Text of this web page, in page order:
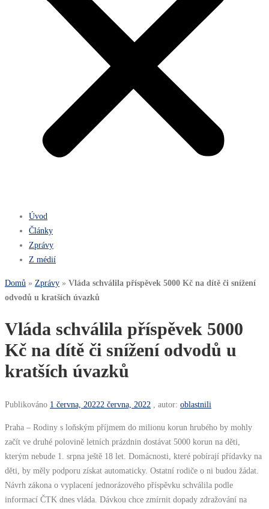
Úvod
Články
Zprávy
Z médií
Domů » Zprávy » Vláda schválila příspěvek 5000 Kč na dítě či snížení
odvodů u kratších úvazků
Vláda schválila příspěvek 5000
Kč na dítě či snížení odvodů u
kratších úvazků
Publikováno 1 června, 20222 června, 2022 , autor: oblastnili
Praha – Rodiny s loňským příjmem do milionu korun hrubého by mohly
začít ve druhé polovině letních prázdnin dostávat 5000 korun na děti,
kterým nebude 1. srpna ještě 18 let. Domácnosti, které pobírají přídavky na
děti, by měly podporu získat automaticky. Ostatní rodiče o ni budou žádat.
Návrh zákona o vyplacení jednorázového příspěvku schválila podle
informací ČTK dnes vláda. Dávkou chce zmírnit dopady zdražování na